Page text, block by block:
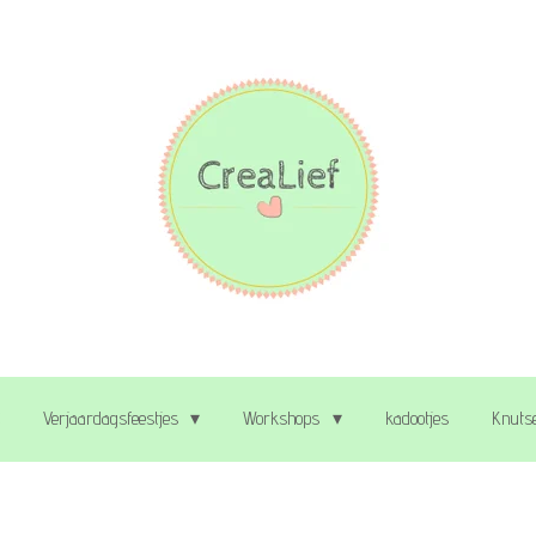
Verjaardagsfeestjes Workshops kadootjes